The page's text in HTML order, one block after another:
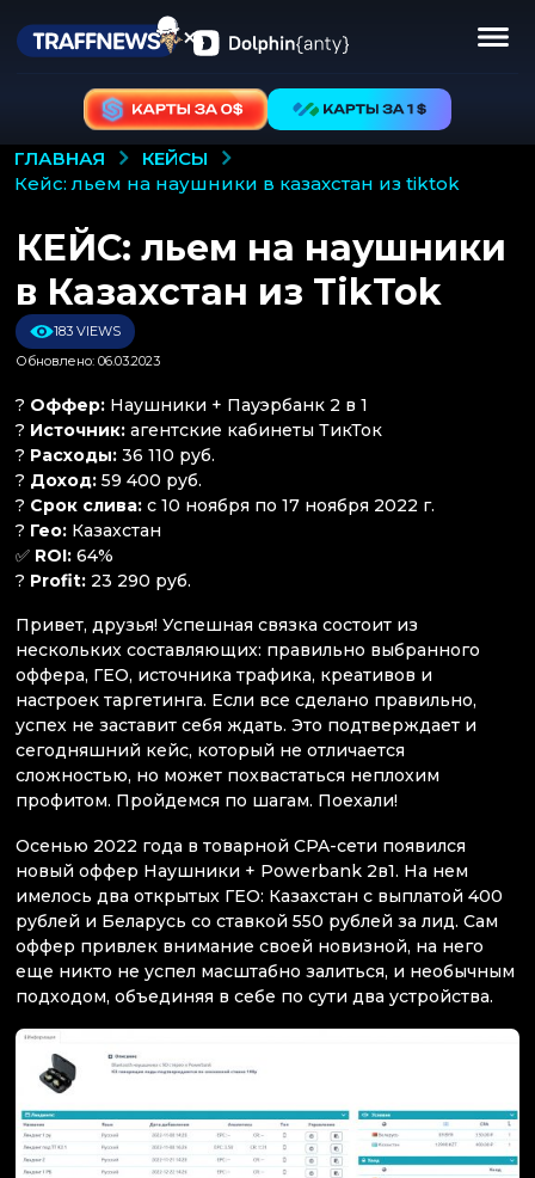
ГЛАВНАЯ
КЕЙСЫ
кейс: льем на наушники в казахстан из tiktok
КЕЙС: льем на наушники
в Казахстан из TikTok
183 VIEWS
Обновлено: 06.03.2023
? Оффер: Наушники + Пауэрбанк 2 в 1
? Источник: агентские кабинеты ТикТок
? Расходы: 36 110 руб.
? Доход: 59 400 руб.
? Срок слива: с 10 ноября по 17 ноября 2022 г.
? Гео: Казахстан
✅ ROI: 64%
? Profit: 23 290 руб.
Привет, друзья! Успешная связка состоит из
нескольких составляющих: правильно выбранного
оффера, ГЕО, источника трафика, креативов и
настроек таргетинга. Если все сделано правильно,
успех не заставит себя ждать. Это подтверждает и
сегодняшний кейс, который не отличается
сложностью, но может похвастаться неплохим
профитом. Пройдемся по шагам. Поехали!
Осенью 2022 года в товарной CPA-сети появился
новый оффер Наушники + Powerbank 2в1. На нем
имелось два открытых ГЕО: Казахстан с выплатой 400
рублей и Беларусь со ставкой 550 рублей за лид. Сам
оффер привлек внимание своей новизной, на него
еще никто не успел масштабно залиться, и необычным
подходом, объединяя в себе по сути два устройства.